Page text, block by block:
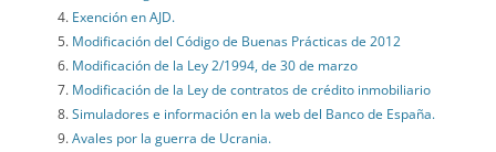
Exención en AJD.
Modificación del Código de Buenas Prácticas de 2012
Modificación de la Ley 2/1994, de 30 de marzo
Modificación de la Ley de contratos de crédito inmobiliario
Simuladores e información en la web del Banco de España.
Avales por la guerra de Ucrania.